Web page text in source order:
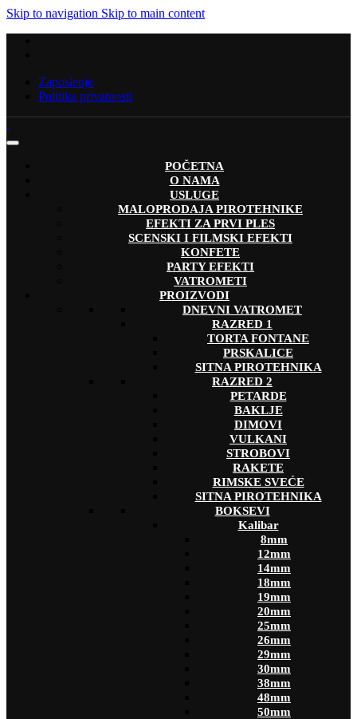
Skip to navigation Skip to main content
Zaposlenje
Politika privatnosti
POČETNA
O NAMA
USLUGE
MALOPRODAJA PIROTEHNIKE
EFEKTI ZA PRVI PLES
SCENSKI I FILMSKI EFEKTI
KONFETE
PARTY EFEKTI
VATROMETI
PROIZVODI
DNEVNI VATROMET
RAZRED 1
TORTA FONTANE
PRSKALICE
SITNA PIROTEHNIKA
RAZRED 2
PETARDE
BAKLJE
DIMOVI
VULKANI
STROBOVI
RAKETE
RIMSKE SVEĆE
SITNA PIROTEHNIKA
BOKSEVI
Kalibar
8mm
12mm
14mm
18mm
19mm
20mm
25mm
26mm
29mm
30mm
38mm
48mm
50mm